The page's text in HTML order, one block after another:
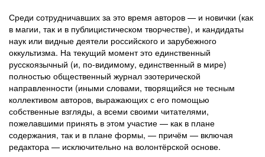
Среди сотрудничавших за это время авторов — и новички (как
в магии, так и в публицистическом творчестве), и кандидаты
наук или видные деятели российского и зарубежного
оккультизма. На текущий момент это единственный
русскоязычный (и, по-видимому, единственный в мире)
полностью общественный журнал эзотерической
направленности (иными словами, творящийся не тесным
коллективом авторов, выражающих с его помощью
собственные взгляды, а всеми своими читателями,
пожелавшими принять в этом участие — как в плане
содержания, так и в плане формы, — причём — включая
редактора — исключительно на волонтёрской основе.